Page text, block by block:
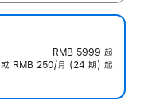
RMB 5999 起
或 RMB 250/月 (24 期) 起